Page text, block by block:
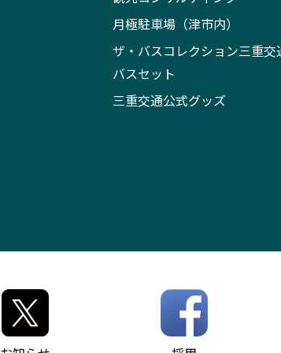
月極駐車場（津市内）
ザ・バスコレクション三重交
バスセット
三重交通公式グッズ